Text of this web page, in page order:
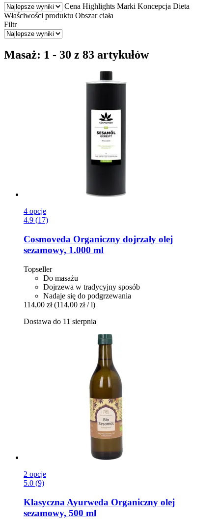
Cena Highlights Marki Koncepcja Dieta
Właściwości produktu Obszar ciała
Filtr
Masaż: 1 - 30 z 83 artykułów
4 opcje
4.9 (17)
Cosmoveda Organiczny dojrzały olej
sezamowy, 1.000 ml
Topseller
Do masażu
Dojrzewa w tradycyjny sposób
Nadaje się do podgrzewania
114,00 zł (114,00 zł / l)
Dostawa do 11 sierpnia
2 opcje
5.0 (9)
Klasyczna Ayurweda Organiczny olej
sezamowy, 500 ml